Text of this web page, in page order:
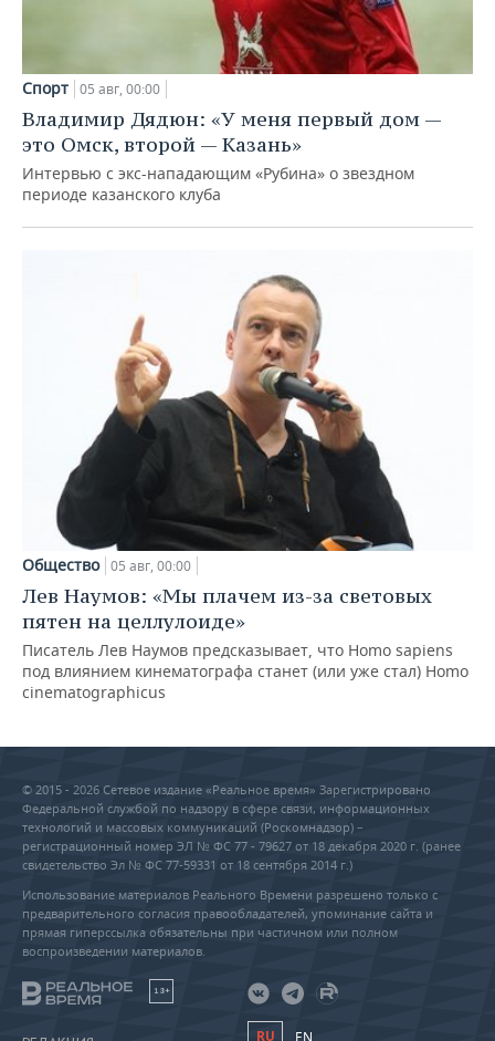
Спорт 05 авг, 00:00
Владимир Дядюн: «У меня первый дом —
это Омск, второй — Казань»
Интервью с экс-нападающим «Рубина» о звездном
периоде казанского клуба
Общество 05 авг, 00:00
Лев Наумов: «Мы плачем из-за световых
пятен на целлулоиде»
Писатель Лев Наумов предсказывает, что Homo sapiens
под влиянием кинематографа станет (или уже стал) Homo
cinematographicus
© 2015 - 2026 Сетевое издание «Реальное время» Зарегистрировано
Федеральной службой по надзору в сфере связи, информационных
технологий и массовых коммуникаций (Роскомнадзор) –
регистрационный номер ЭЛ № ФС 77 - 79627 от 18 декабря 2020 г. (ранее
свидетельство Эл № ФС 77-59331 от 18 сентября 2014 г.)
Использование материалов Реального Времени разрешено только с
предварительного согласия правообладателей, упоминание сайта и
прямая гиперссылка обязательны при частичном или полном
воспроизведении материалов.
18+
RU EN